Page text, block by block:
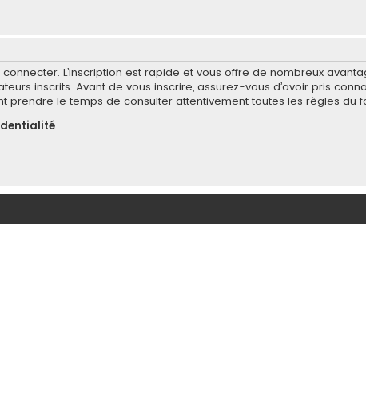
L’inscription est rapide et vous offre de nombreux
inscrits. Avant de vous inscrire, assurez-vous d’avoir pris
prendre le temps de consulter attentivement toutes les règles du